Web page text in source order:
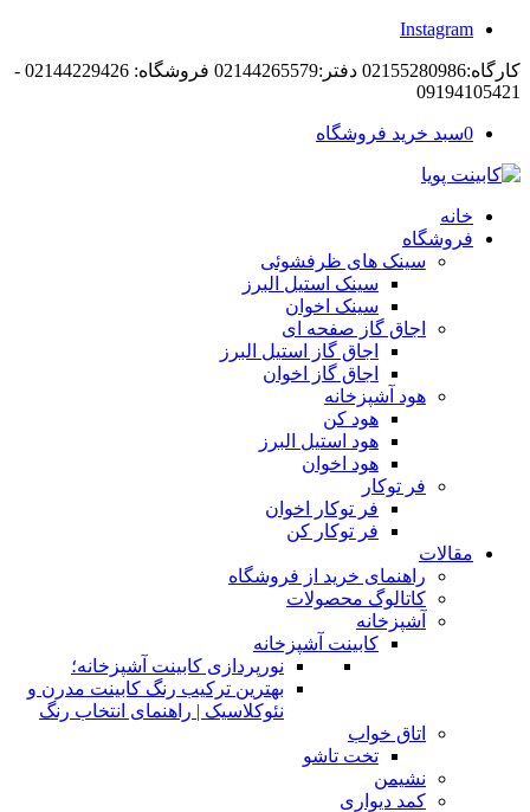
Instagram
کارگاه:02155280986 دفتر:02144265579 فروشگاه: 02144229426 -
09194105421
0سبد خرید فروشگاه
خانه
فروشگاه
سینک های ظرفشوئی
سینک استیل البرز
سینک اخوان
اجاق گاز صفحه ای
اجاق گاز استیل البرز
اجاق گاز اخوان
هود آشپزخانه
هود کن
هود استیل البرز
هود اخوان
فر توکار
فر توکار اخوان
فر توکار کن
مقالات
راهنمای خرید از فروشگاه
کاتالوگ محصولات
آشپزخانه
کابینت آشپزخانه
نورپردازی کابینت آشپزخانه؛
بهترین ترکیب رنگ کابینت مدرن و
نئوکلاسیک | راهنمای انتخاب رنگ
اتاق خواب
تخت تاشو
نشیمن
کمد دیواری